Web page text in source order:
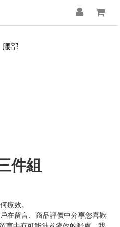
腰部
件組
療效。
在留言、商品評價中分享您喜歡